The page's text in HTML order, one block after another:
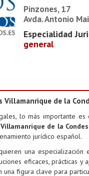
Pinzones, 17
Avda. Antonio
Especialidad
general
Villamanrique de la
lo más importante
de la
jurídico español.
una especialización
eficaces, prácticas
una figura clave para